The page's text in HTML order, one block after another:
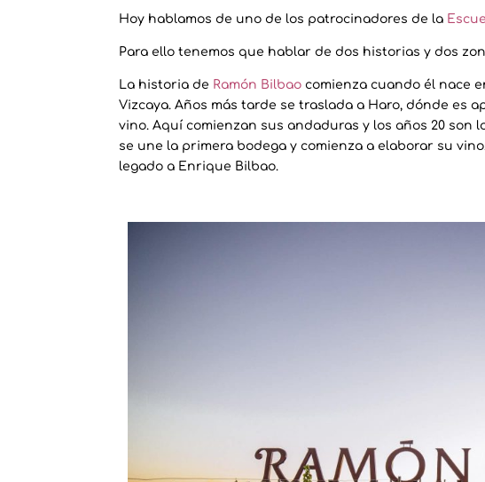
Hoy hablamos de uno de los patrocinadores de la
Para ello tenemos que hablar de dos historias y dos
La historia de Ramón Bilbao comienza cuando él nace
Vizcaya. Años más tarde se traslada a Haro, dónde es
vino. Aquí comienzan sus andaduras y los años 20 son
se une la primera bodega y comienza a elaborar su
legado a Enrique Bilbao.